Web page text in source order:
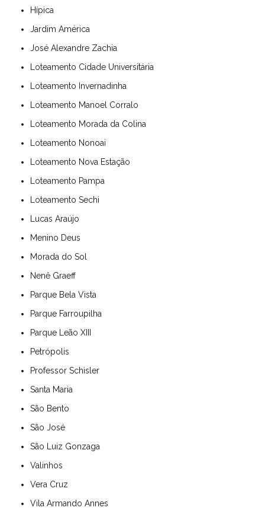
Hípica
Jardim América
José Alexandre Zachia
Loteamento Cidade Universitária
Loteamento Invernadinha
Loteamento Manoel Corralo
Loteamento Morada da Colina
Loteamento Nonoai
Loteamento Nova Estação
Loteamento Pampa
Loteamento Sechi
Lucas Araújo
Menino Deus
Morada do Sol
Nenê Graeff
Parque Bela Vista
Parque Farroupilha
Parque Leão XIII
Petrópolis
Professor Schisler
Santa Maria
São Bento
São José
São Luiz Gonzaga
Valinhos
Vera Cruz
Vila Armando Annes